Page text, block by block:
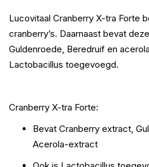
Lucovitaal Cranberry X-tra Forte
cranberry’s. Daarnaast bevat
Guldenroede, Beredruif en
Lactobacillus toegevoegd.
Cranberry X-tra Forte:
Bevat Cranberry extract,
Acerola-extract